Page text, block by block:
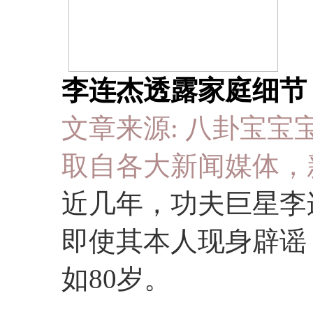
李连杰透露家庭细
文章来源: 八卦宝宝
取自各大新闻媒体
近几年，功夫巨星
即使其本人现身辟
如80岁。